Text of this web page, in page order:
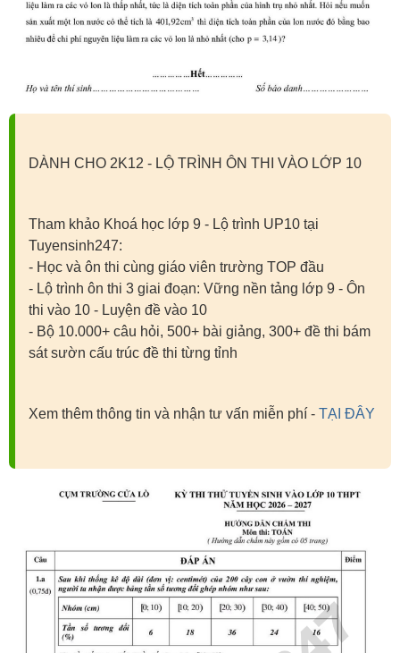
DÀNH CHO 2K12 - LỘ TRÌNH ÔN THI VÀO LỚP 10
Tham khảo Khoá học lớp 9 - Lộ trình UP10 tại
Tuyensinh247:
- Học và ôn thi cùng giáo viên trường TOP đầu
- Lộ trình ôn thi 3 giai đoạn: Vững nền tảng lớp 9 - Ôn
thi vào 10 - Luyện đề vào 10
- Bộ 10.000+ câu hỏi, 500+ bài giảng, 300+ đề thi bám
sát sườn cấu trúc đề thi từng tỉnh
Xem thêm thông tin và nhận tư vấn miễn phí - TẠI ĐÂY